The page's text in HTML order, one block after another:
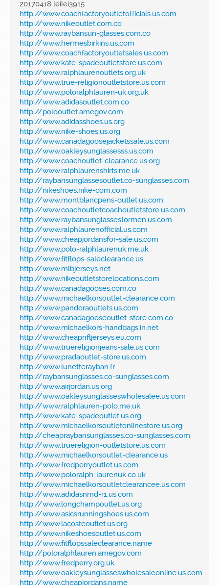
20170418 leilei3915
http://www.coachfactoryoutletofficials.us.com
http://www.nikeoutlet.com.co
http://www.raybansun-glasses.com.co
http://www.hermesbirkins.us.com
http://www.coachfactoryoutletsales.us.com
http://www.kate-spadeoutletstore.us.com
http://www.ralphlaurenoutlets.org.uk
http://www.true-religionoutletstore.us.com
http://www.poloralphlauren-uk.org.uk
http://www.adidasoutlet.com.co
http://polooutlet.amegov.com
http://www.adidasshoes.us.org
http://www.nike-shoes.us.org
http://www.canadagoosejacketssale.us.com
http://www.oakleysunglassesss.us.com
http://www.coachoutlet-clearance.us.org
http://www.ralphlaurenshirts.me.uk
http://raybansunglassesoutlet.co-sunglasses.com
http://nikeshoes.nike-com.com
http://www.montblancpens-outlet.us.com
http://www.coachoutletcoachoutletstore.us.com
http://www.raybansunglassesformen.us.com
http://www.ralphlaurenofficial.us.com
http://www.cheapjordansfor-sale.us.com
http://www.polo-ralphlaurenuk.me.uk
http://www.fitflops-saleclearance.us
http://www.mlbjerseys.net
http://www.nikeoutletstorelocations.com
http://www.canadagooses.com.co
http://www.michaelkorsoutlet-clearance.com
http://www.pandoraoutlets.us.com
http://www.canadagooseoutlet-store.com.co
http://www.michaelkors-handbags.in.net
http://www.cheapnfljerseys.eu.com
http://www.truereligionjeans-sale.us.com
http://www.pradaoutlet-store.us.com
http://www.lunetterayban.fr
http://raybansunglasses.co-sunglasses.com
http://www.airjordan.us.org
http://www.oakleysunglasseswholesalee.us.com
http://www.ralphlauren-polo.me.uk
http://www.kate-spadeoutlet.us.org
http://www.michaelkorsoutletonlinestore.us.org
http://cheapraybansunglasses.co-sunglasses.com
http://www.truereligion-outletstore.us.com
http://www.michaelkorsoutlet-clearance.us
http://www.fredperryoutlet.us.com
http://www.poloralph-laurenuk.co.uk
http://www.michaelkorsoutletclearancee.us.com
http://www.adidasnmd-r1.us.com
http://www.longchampoutlet.us.org
http://www.asicsrunningshoes.us.com
http://www.lacosteoutlet.us.org
http://www.nikeshoesoutlet.us.com
http://www.fitflopssaleclearance.name
http://poloralphlauren.amegov.com
http://www.fredperry.org.uk
http://www.oakleysunglasseswholesaleonline.us.com
http://www.cheapjordans.name